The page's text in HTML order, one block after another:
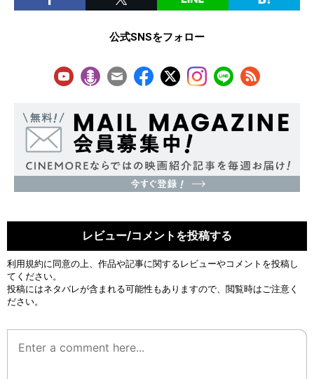
公式SNSをフォロー
レビュー/コメントを投稿する
利用規約に同意の上、作品や記事に関するレビューやコメントを投稿し
てください。
投稿にはネタバレが含まれる可能性もありますので、閲覧時はご注意く
ださい。